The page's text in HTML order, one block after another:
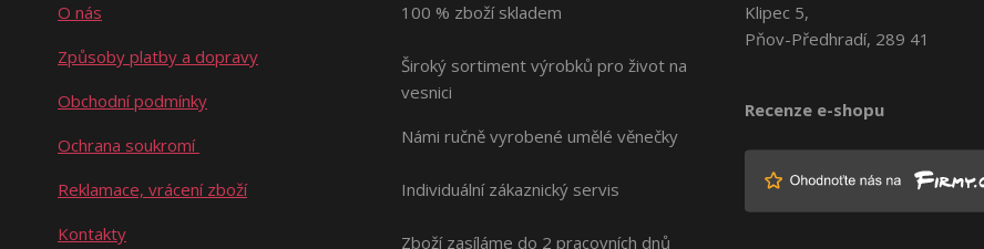
O nás
Způsoby platby a dopravy
Obchodní podmínky
Ochrana soukromí
Reklamace, vrácení zboží
Kontakty
100 % zboží skladem
Široký sortiment výrobků pro život na
vesnici
Námi ručně vyrobené umělé věnečky
Individuální zákaznický servis
Zboží zasíláme do 2 pracovních dnů
Klipec 5,
Pňov-Předhradí, 289 41
Recenze e-shopu